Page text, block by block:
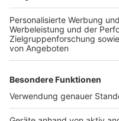
Wir
einzubetten.
Daten zu
sammeln.
Details durch
Nutzung des